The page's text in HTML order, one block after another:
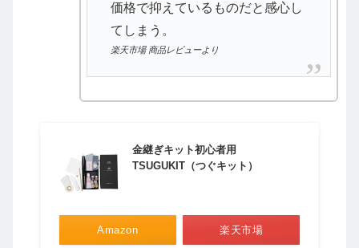
価格で抑えているものだと感心し
てしまう。
楽天市場 商品レビューより
金継ぎキット初心者用
TSUGUKIT（つぐキット）
Amazon 楽天市場